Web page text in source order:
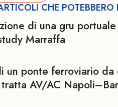
CHE POTEBBERO
di una gru
Marraffa
un ponte ferroviario
tratta AV/AC